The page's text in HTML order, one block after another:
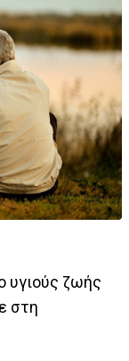
υγιούς ζωής
στη